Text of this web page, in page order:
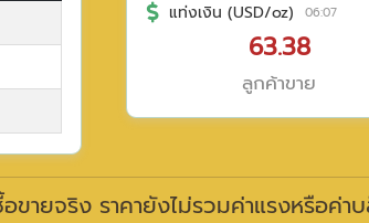
แท่งเงิน (USD/oz) 06:07
63.38
ลูกค้าขาย
อขายจริง ราคายังไม่รวมค่าแรงหรือค่